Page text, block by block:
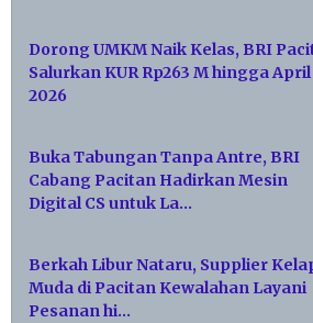
Dorong UMKM Naik Kelas, BRI
Salurkan KUR Rp263 M hingga April
2026
Buka Tabungan Tanpa Antre, BRI
Cabang Pacitan Hadirkan Mesin
Digital CS untuk La…
Berkah Libur Nataru, Supplier
Muda di Pacitan Kewalahan Layani
Pesanan hi…